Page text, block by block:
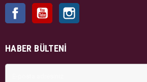
Facebook YouTube
HABER BÜLTENI